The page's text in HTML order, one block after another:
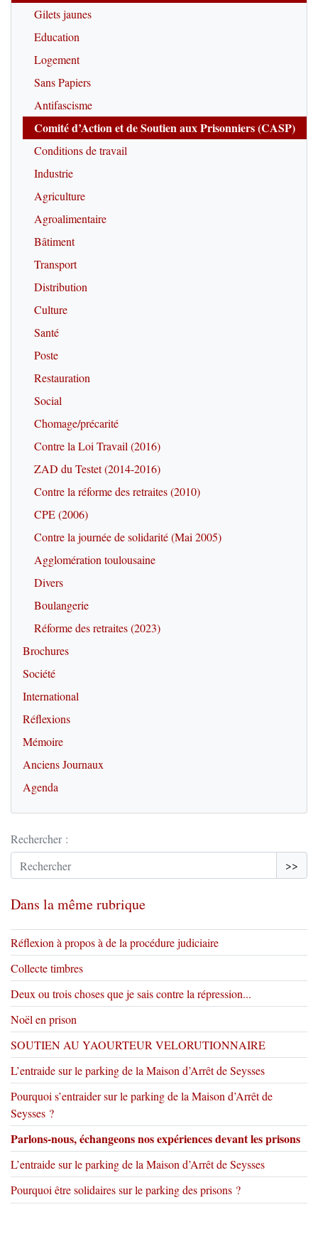
Gilets jaunes
Education
Logement
Sans Papiers
Antifascisme
Comité d’Action et de Soutien aux Prisonniers (CASP)
Conditions de travail
Industrie
Agriculture
Agroalimentaire
Bâtiment
Transport
Distribution
Culture
Santé
Poste
Restauration
Social
Chomage/précarité
Contre la Loi Travail (2016)
ZAD du Testet (2014-2016)
Contre la réforme des retraites (2010)
CPE (2006)
Contre la journée de solidarité (Mai 2005)
Agglomération toulousaine
Divers
Boulangerie
Réforme des retraites (2023)
Brochures
Société
International
Réflexions
Mémoire
Anciens Journaux
Agenda
Rechercher :
>>
Dans la même rubrique
Réflexion à propos à de la procédure judiciaire
Collecte timbres
Deux ou trois choses que je sais contre la répression...
Noël en prison
SOUTIEN AU YAOURTEUR VELORUTIONNAIRE
L’entraide sur le parking de la Maison d’Arrêt de Seysses
Pourquoi s’entraider sur le parking de la Maison d’Arrêt de
Seysses ?
Parlons-nous, échangeons nos expériences devant les prisons
L’entraide sur le parking de la Maison d’Arrêt de Seysses
Pourquoi être solidaires sur le parking des prisons ?